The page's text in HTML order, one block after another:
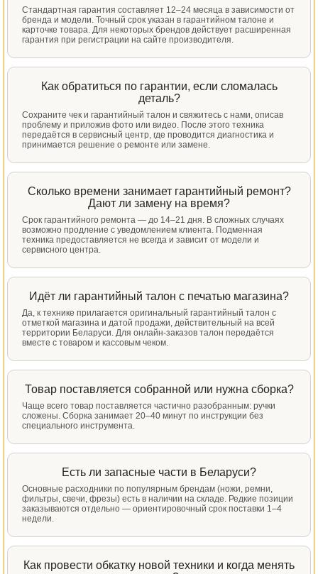
Стандартная гарантия составляет 12–24 месяца в зависимости от
бренда и модели. Точный срок указан в гарантийном талоне и
карточке товара. Для некоторых брендов действует расширенная
гарантия при регистрации на сайте производителя.
Как обратиться по гарантии, если сломалась
деталь?
Сохраните чек и гарантийный талон и свяжитесь с нами, описав
проблему и приложив фото или видео. После этого техника
передаётся в сервисный центр, где проводится диагностика и
принимается решение о ремонте или замене.
Сколько времени занимает гарантийный ремонт?
Дают ли замену на время?
Срок гарантийного ремонта — до 14–21 дня. В сложных случаях
возможно продление с уведомлением клиента. Подменная
техника предоставляется не всегда и зависит от модели и
сервисного центра.
Идёт ли гарантийный талон с печатью магазина?
Да, к технике прилагается оригинальный гарантийный талон с
отметкой магазина и датой продажи, действительный на всей
территории Беларуси. Для онлайн-заказов талон передаётся
вместе с товаром и кассовым чеком.
Товар поставляется собранной или нужна сборка?
Чаще всего товар поставляется частично разобранным: ручки
сложены. Сборка занимает 20–40 минут по инструкции без
специального инструмента.
Есть ли запасные части в Беларуси?
Основные расходники по популярным брендам (ножи, ремни,
фильтры, свечи, фрезы) есть в наличии на складе. Редкие позиции
заказываются отдельно — ориентировочный срок поставки 1–4
недели.
Как провести обкатку новой техники и когда менять